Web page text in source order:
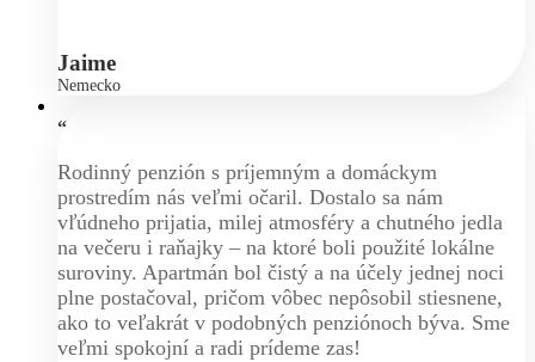
Jaime
Nemecko
“
Rodinný penzión s príjemným a domáckym
prostredím nás veľmi očaril. Dostalo sa nám
vľúdneho prijatia, milej atmosféry a chutného jedla
na večeru i raňajky – na ktoré boli použité lokálne
suroviny. Apartmán bol čistý a na účely jednej noci
plne postačoval, pričom vôbec nepôsobil stiesnene,
ako to veľakrát v podobných penziónoch býva. Sme
veľmi spokojní a radi prídeme zas!